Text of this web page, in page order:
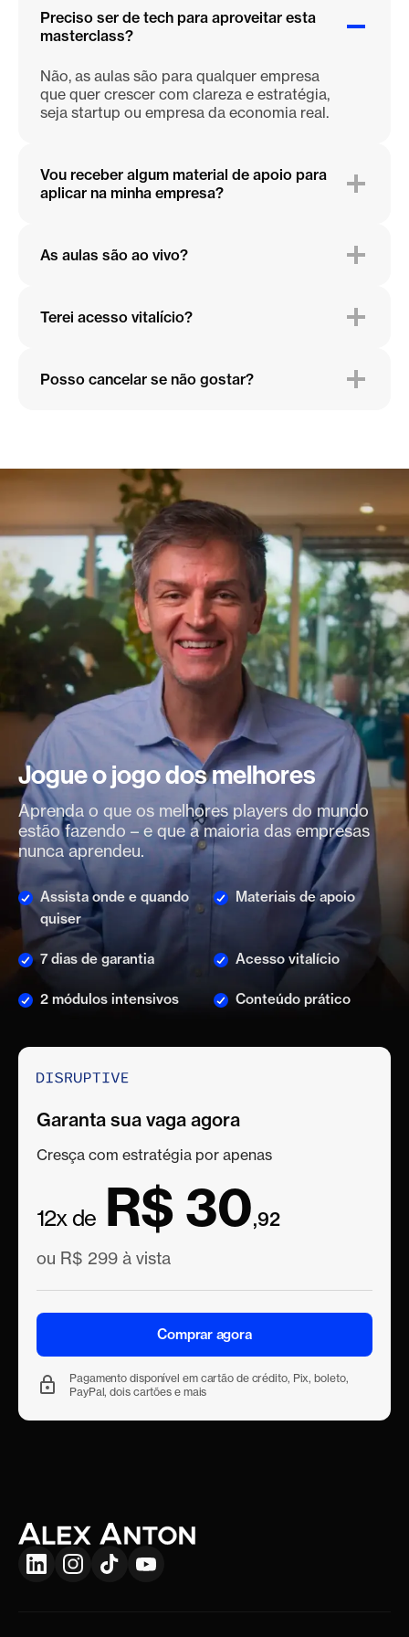
Preciso ser de tech para aproveitar esta
masterclass?
Não, as aulas são para qualquer empresa
que quer crescer com clareza e estratégia,
seja startup ou empresa da economia real.
Vou receber algum material de apoio para
aplicar na minha empresa?
As aulas são ao vivo?
Terei acesso vitalício?
Posso cancelar se não gostar?
Jogue o jogodos melhores
Aprenda o que os melhores players do mundo
estão fazendo – e que a maioria das empresas
nunca aprendeu.
Assista onde e quando
quiser
Materiais de apoio
7 dias de garantia Acesso vitalício
2 módulos intensivos Conteúdo prático
Garanta sua vaga agora
Cresça com estratégia por apenas
12x de R$ 30,92
ou R$ 299 à vista
Comprar agora
Pagamento disponível em cartão de crédito, Pix, boleto,
PayPal, dois cartões e mais